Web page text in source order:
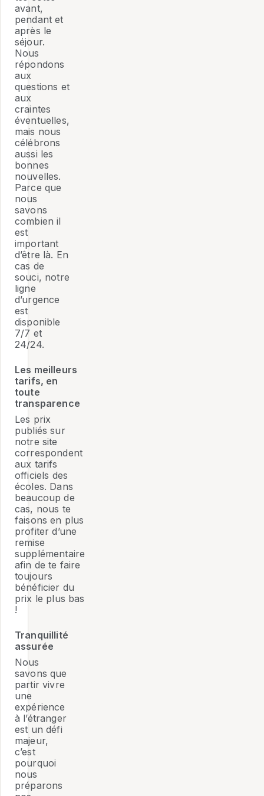
avant,
pendant et
après le
séjour.
Nous
répondons
aux
questions et
aux
craintes
éventuelles,
mais nous
célébrons
aussi les
bonnes
nouvelles.
Parce que
nous
savons
combien il
est
important
d’être là. En
cas de
souci, notre
ligne
d’urgence
est
disponible
7/7 et
24/24.
Les meilleurs
tarifs, en
toute
transparence
Les prix
publiés sur
notre site
correspondent
aux tarifs
officiels des
écoles. Dans
beaucoup de
cas, nous te
faisons en plus
profiter d’une
remise
supplémentaire
afin de te faire
toujours
bénéficier du
prix le plus bas
!
Tranquillité
assurée
Nous
savons que
partir vivre
une
expérience
à l’étranger
est un défi
majeur,
c’est
pourquoi
nous
préparons